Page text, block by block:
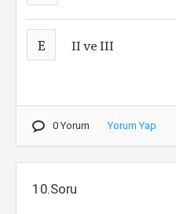
E II ve III
0 Yorum Yorum Yap
10.Soru